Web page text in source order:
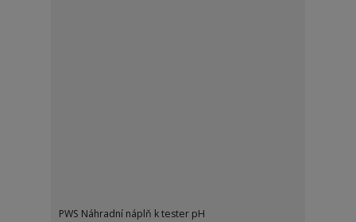
PWS Náhradní náplň k tester pH